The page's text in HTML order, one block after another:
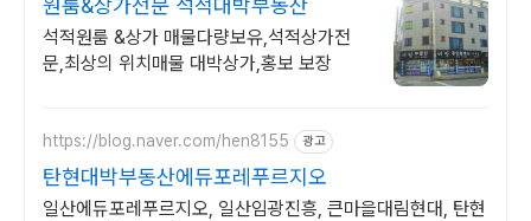
원룸&상가전문 석적대박부동산
석적원룸 &상가 매물다량보유,석적상가전
문,최상의 위치매물 대박상가,홍보 보장
https://blog.naver.com/hen8155 광고
탄현대박부동산에듀포레푸르지오
일산에듀포레푸르지오, 일산임광진흥, 큰마을대림현대, 탄현